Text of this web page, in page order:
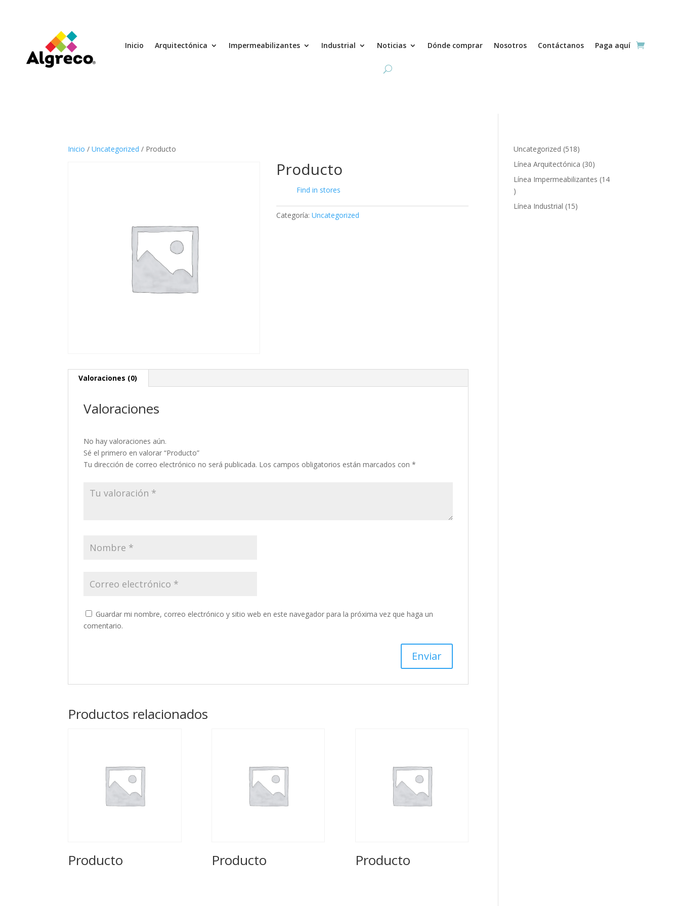
Inicio Arquitectónica Impermeabilizantes Industrial Noticias Dónde comprar Nosotros Contáctanos Paga aquí
Inicio /Uncategorized / Producto
Producto
Find in stores
Categoría:Uncategorized
Valoraciones (0)
Valoraciones
No hay valoraciones aún.
Sé el primero en valorar “Producto”
Tu dirección de correo electrónico no será publicada. Los campos obligatorios están marcados con*
Guardar mi nombre, correo electrónico y sitio web en este navegador para la próxima vez que haga un
comentario.
Productos relacionados
Producto Producto Producto
Uncategorized 518518
productos
Línea Arquitectónica 3030
productos
Línea Impermeabilizantes 14
14
productos
Línea Industrial 1515